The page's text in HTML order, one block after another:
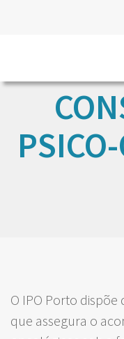
O IPO Porto
que assegura o